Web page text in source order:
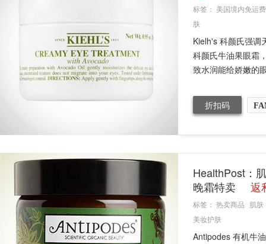
标签： 美国境内免运费
肤
Kielh's 科颜氏强调
科颜氏牛油果眼霜
致水润能给娇嫩的
折扣码
HealthPost：
晚霜特卖
返
标签： 热卖商品 肌肤
美妆护肤
Antipodes 有机牛